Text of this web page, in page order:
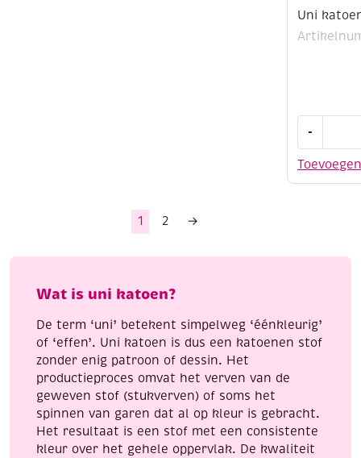
Uni
Toevoegen
-
140
1 2 →
Wat is uni katoen?
De term ‘uni’ betekent simpelweg ‘éénkleurig’
of ‘effen’. Uni katoen is dus een katoenen stof
zonder enig patroon of dessin. Het
productieproces omvat het verven van de
geweven stof (stukverven) of soms het
spinnen van garen dat al op kleur is gebracht.
Het resultaat is een stof met een consistente
kleur over het gehele oppervlak. De kwaliteit